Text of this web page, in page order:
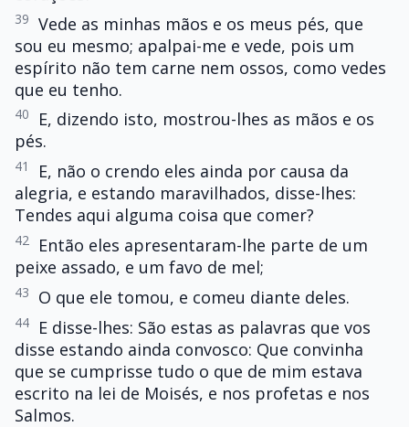
39 Vede as minhas mãos e os meus pés, que
sou eu mesmo; apalpai-me e vede, pois um
espírito não tem carne nem ossos, como vedes
que eu tenho.
40
E, dizendo isto, mostrou-lhes as mãos e os
pés.
41
E, não o crendo eles ainda por causa da
alegria, e estando maravilhados, disse-lhes:
Tendes aqui alguma coisa que comer?
42
Então eles apresentaram-lhe parte de um
peixe assado, e um favo de mel;
43 O que ele tomou, e comeu diante deles.
44
E disse-lhes: São estas as palavras que vos
disse estando ainda convosco: Que convinha
que se cumprisse tudo o que de mim estava
escrito na lei de Moisés, e nos profetas e nos
Salmos.